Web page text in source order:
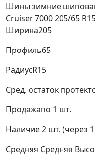
Шины зимние
Cruiser 7000 205/65
Ширина205
Профиль65
РадиусR15
Сред. остаток
Продажапо 1 шт.
Наличие2 шт. (через
Средняя Средняя